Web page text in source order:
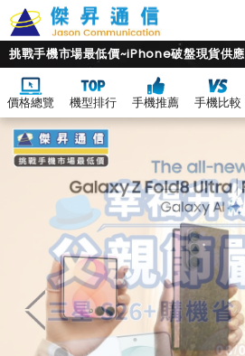
挑戰手機市場最低價~iPhone破盤現貨供應
價格總覽 機型排行 手機推薦 手機比較